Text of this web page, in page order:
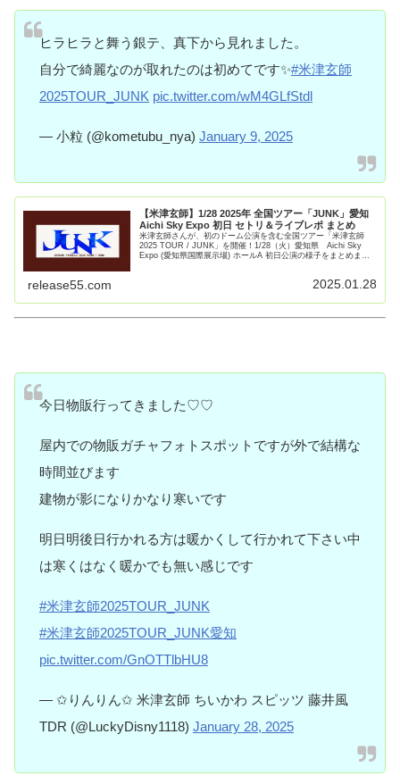
ヒラヒラと舞う銀テ、真下から見れました。
自分で綺麗なのが取れたのは初めてです✨#米津玄師
2025TOUR_JUNK pic.twitter.com/wM4GLfStdl
— 小粒 (@kometubu_nya) January 9, 2025
【米津玄師】1/28 2025年 全国ツアー「JUNK」愛知
Aichi Sky Expo 初日 セトリ＆ライブレポ まとめ
米津玄師さんが、初のドーム公演を含む全国ツアー「米津玄師
2025 TOUR / JUNK」を開催！1/28（火）愛知県 Aichi Sky
Expo (愛知県国際展示場) ホールA 初日公演の様子をまとめまし
release55.com 2025.01.28
今日物販行ってきました♡♡
屋内での物販ガチャフォトスポットですが外で結構な
時間並びます
建物が影になりかなり寒いです
明日明後日行かれる方は暖かくして行かれて下さい中
は寒くはなく暖かでも無い感じです
#米津玄師2025TOUR_JUNK
#米津玄師2025TOUR_JUNK愛知
pic.twitter.com/GnOTTlbHU8
— ✩りんりん✩ 米津玄師 ちいかわ スピッツ 藤井風
TDR (@LuckyDisny1118) January 28, 2025